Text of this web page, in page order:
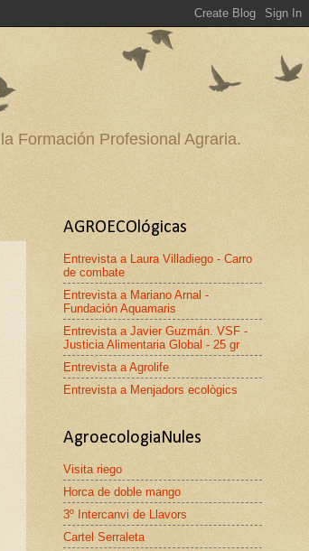
Formación Profesional Agraria.
AGROECOlógicas
Entrevista a Laura Villadiego - Carro
de combate
Entrevista a Mariano Arnal -
Fundación Aquamaris
Entrevista a Javier Guzmán. VSF -
Justicia Alimentaria Global - 25 gr
Entrevista a Agrolife
Entrevista a Menjadors ecològics
AgroecologiaNules
Visita riego
Horca de doble mango
3º Intercanvi de Llavors
Cartel Serraleta